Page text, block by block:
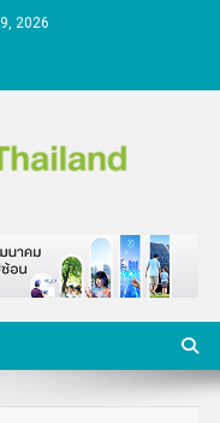
2026
ชีวิตกับ
ม